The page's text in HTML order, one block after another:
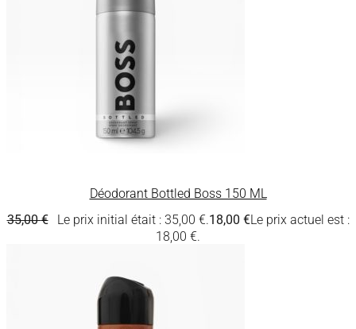
Déodorant Bottled Boss 150 ML
35,00€ Le prix initial était : 35,00 €.18,00 €Le prix actuel est :
18,00 €.